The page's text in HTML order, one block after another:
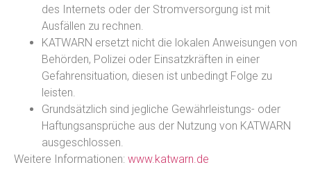
des Internets oder der Stromversorgung ist mit
Ausfällen zu rechnen.
KATWARN ersetzt nicht die lokalen Anweisungen von
Behörden, Polizei oder Einsatzkräften in einer
Gefahrensituation, diesen ist unbedingt Folge zu
leisten.
Grundsätzlich sind jegliche Gewährleistungs- oder
Haftungsansprüche aus der Nutzung von KATWARN
ausgeschlossen.
Weitere Informationen: www.katwarn.de